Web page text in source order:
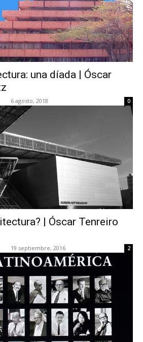
una díada | Óscar
6 agosto, 2018 0
| Óscar Tenreiro
19 septiembre, 2016 2